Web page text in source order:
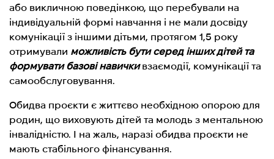
або викличною поведінкою, що перебували на
індивідуальній формі навчання і не мали досвіду
комунікації з іншими дітьми, протягом 1,5 року
отримували можливість бути серед інших дітей та
формувати базові навичкивзаємодії, комунікації та
самообслуговування.
Обидва проєкти є життєво необхідною опорою для
родин, що виховують дітей та молодь з ментальною
інвалідністю. І на жаль, наразі обидва проєкти не
мають стабільного фінансування.